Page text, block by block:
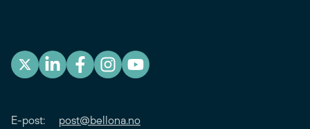
E-post: post@bellona.no